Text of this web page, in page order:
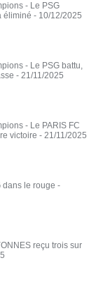
- Le PSG
éliminé - 10/12/2025
- Le PSG battu,
- 21/11/2025
- Le PARIS FC
victoire - 21/11/2025
dans le rouge -
reçu trois sur